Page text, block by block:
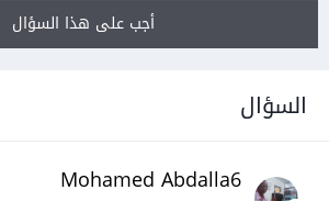
أجب على هذا السؤال
السؤال
Mohamed Abdalla6